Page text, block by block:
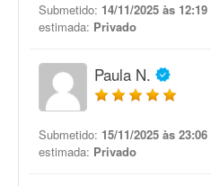
Submetido: 14/11/2025 às 12:19
estimada: Privado
Paula N.
Submetido: 15/11/2025 às 23:06
estimada: Privado